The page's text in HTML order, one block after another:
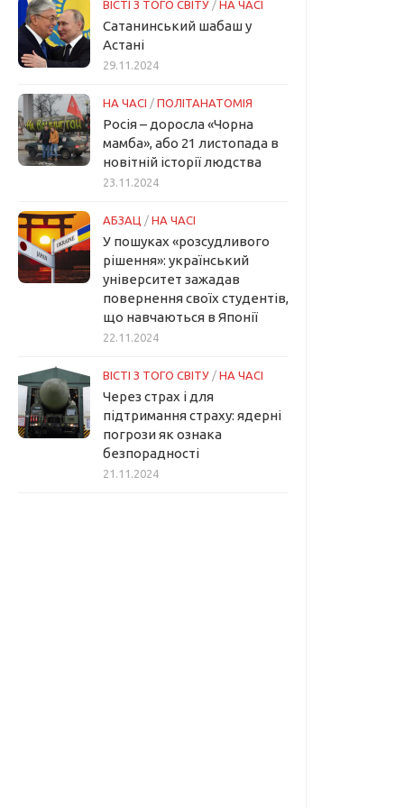
ВІСТІ З ТОГО СВІТУ / НА ЧАСІ
Сатанинський шабаш у
Астані
29.11.2024
НА ЧАСІ / ПОЛІТАНАТОМІЯ
Росія – доросла «Чорна
мамба», або 21 листопада в
новітній історії людства
23.11.2024
АБЗАЦ / НА ЧАСІ
У пошуках «розсудливого
рішення»: український
університет зажадав
повернення своїх студентів,
що навчаються в Японії
22.11.2024
ВІСТІ З ТОГО СВІТУ / НА ЧАСІ
Через страх і для
підтримання страху: ядерні
погрози як ознака
безпорадності
21.11.2024